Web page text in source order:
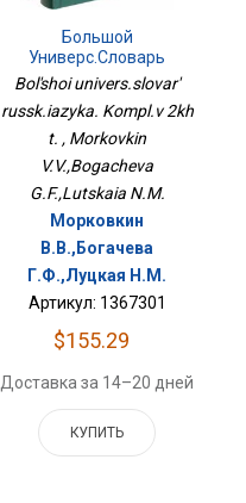
Большой
Универс.словарь
Русск.языка. Компл.в 2х
Bol'shoi univers.slovar'
russk.iazyka. Kompl.v 2kh
t. , Morkovkin
V.V.,Bogacheva
G.F.,Lutskaia N.M.
Морковкин
В.В.,Богачева
Г.Ф.,Луцкая Н.М.
Артикул: 1367301
$155.29
Доставка за 14–20 дней
КУПИТЬ